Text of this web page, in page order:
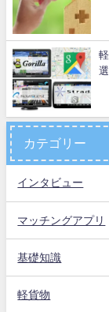
カテゴリー
インタビュー
マッチングアプリ
基礎知識
軽貨物